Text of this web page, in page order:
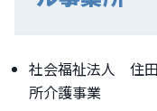
社会福祉法人
住
所介護事業